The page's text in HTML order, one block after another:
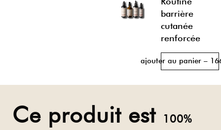
barrière
cutanée
renforcée
ajouter au panier –
Ce produit est 100%